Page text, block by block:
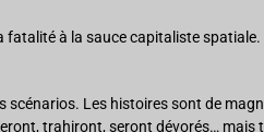
à la sauce capitaliste spatiale.
scénarios. Les histoires sont de
trahiront, seront dévorés… mais